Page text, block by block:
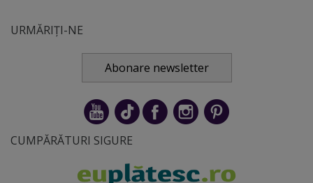
URMĂRIȚI-NE
Abonare newsletter
CUMPĂRĂTURI SIGURE